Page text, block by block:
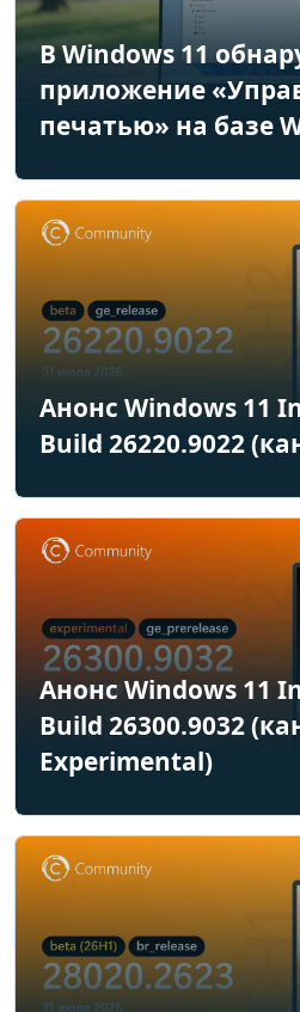
В Windows 11
приложение
печатью» на базе
Анонс Windows 11
Build 26220.9022
Анонс Windows 11
Build 26300.9032
Experimental)